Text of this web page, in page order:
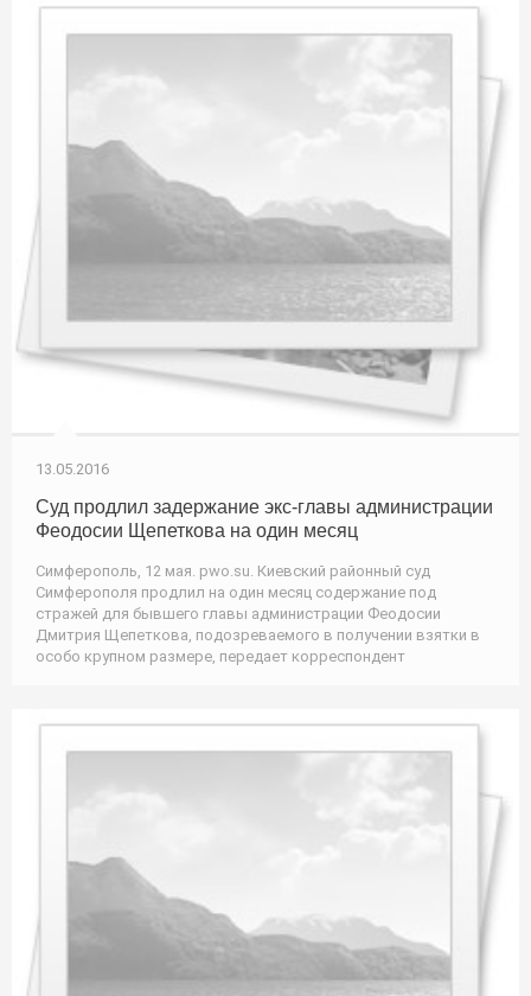
13.05.2016
Суд продлил задержание экс-главы администрации
Феодосии Щепеткова на один месяц
Симферополь, 12 мая. pwo.su. Киевский районный суд
Симферополя продлил на один месяц содержание под
стражей для бывшего главы администрации Феодосии
Дмитрия Щепеткова, подозреваемого в получении взятки в
особо крупном размере, передает корреспондент